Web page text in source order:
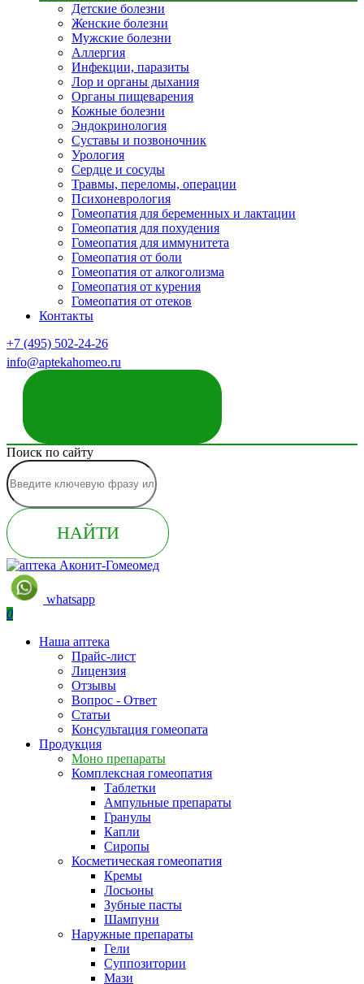
Детские болезни
Женские болезни
Мужские болезни
Аллергия
Инфекции, паразиты
Лор и органы дыхания
Органы пищеварения
Кожные болезни
Эндокринология
Суставы и позвоночник
Урология
Сердце и сосуды
Травмы, переломы, операции
Психоневрология
Гомеопатия для беременных и лактации
Гомеопатия для похудения
Гомеопатия для иммунитета
Гомеопатия от боли
Гомеопатия от алкоголизма
Гомеопатия от курения
Гомеопатия от отеков
Контакты
+7 (495) 502-24-26
info@aptekahomeo.ru
Поиск по сайту
НАЙТИ
whatsapp
0
Наша аптека
Прайс-лист
Лицензия
Отзывы
Вопрос - Ответ
Статьи
Консультация гомеопата
Продукция
Моно препараты
Комплексная гомеопатия
Таблетки
Ампульные препараты
Гранулы
Капли
Сиропы
Косметическая гомеопатия
Кремы
Лосьоны
Зубные пасты
Шампуни
Наружные препараты
Гели
Суппозитории
Мази